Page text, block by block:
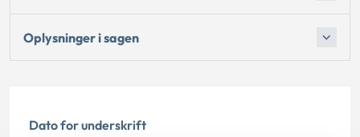
Oplysninger i sagen
Dato for underskrift